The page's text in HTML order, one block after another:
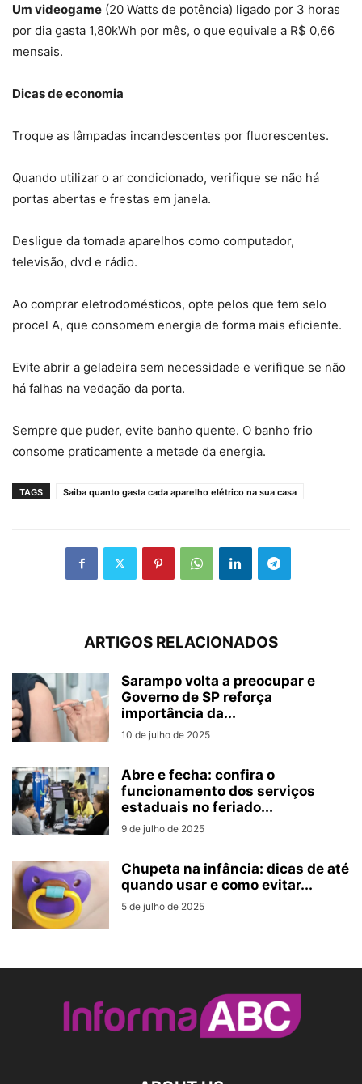
Um videogame (20 Watts de potência) ligado por 3 horas
por dia gasta 1,80kWh por mês, o que equivale a R$ 0,66
mensais.
Dicas de economia
Troque as lâmpadas incandescentes por fluorescentes.
Quando utilizar o ar condicionado, verifique se não há
portas abertas e frestas em janela.
Desligue da tomada aparelhos como computador,
televisão, dvd e rádio.
Ao comprar eletrodomésticos, opte pelos que tem selo
procel A, que consomem energia de forma mais eficiente.
Evite abrir a geladeira sem necessidade e verifique se não
há falhas na vedação da porta.
Sempre que puder, evite banho quente. O banho frio
consome praticamente a metade da energia.
TAGS Saiba quanto gasta cada aparelho elétrico na sua casa
ARTIGOS RELACIONADOS
Sarampo volta a preocupar e
Governo de SP reforça
importância da...
10 de julho de 2025
Abre e fecha: confira o
funcionamento dos serviços
estaduais no feriado...
9 de julho de 2025
Chupeta na infância: dicas de até
quando usar e como evitar...
5 de julho de 2025